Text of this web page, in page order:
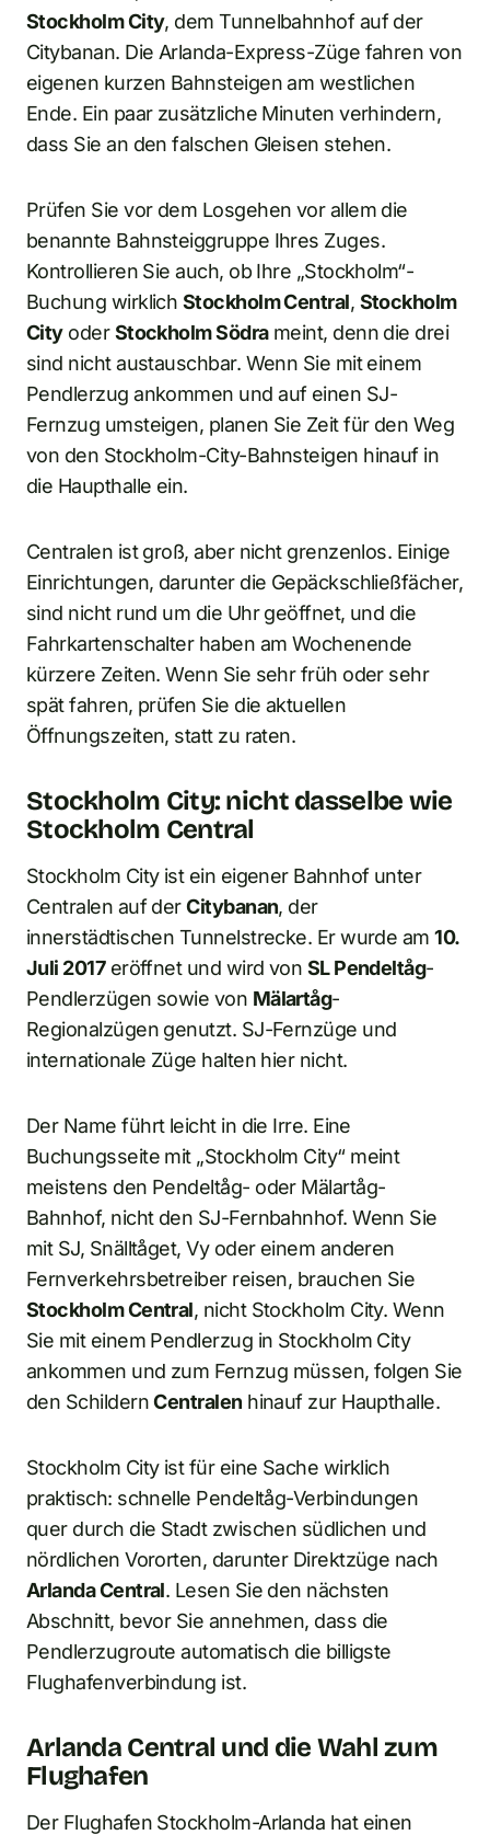
Stockholm City, dem Tunnelbahnhof auf der
Citybanan. Die Arlanda-Express-Züge fahren von
eigenen kurzen Bahnsteigen am westlichen
Ende. Ein paar zusätzliche Minuten verhindern,
dass Sie an den falschen Gleisen stehen.
Prüfen Sie vor dem Losgehen vor allem die
benannte Bahnsteiggruppe Ihres Zuges.
Kontrollieren Sie auch, ob Ihre „Stockholm“-
Buchung wirklich Stockholm Central, Stockholm
CityoderStockholm Södrameint, denn die drei
sind nicht austauschbar. Wenn Sie mit einem
Pendlerzug ankommen und auf einen SJ-
Fernzug umsteigen, planen Sie Zeit für den Weg
von den Stockholm-City-Bahnsteigen hinauf in
die Haupthalle ein.
Centralen ist groß, aber nicht grenzenlos. Einige
Einrichtungen, darunter die Gepäckschließfächer,
sind nicht rund um die Uhr geöffnet, und die
Fahrkartenschalter haben am Wochenende
kürzere Zeiten. Wenn Sie sehr früh oder sehr
spät fahren, prüfen Sie die aktuellen
Öffnungszeiten, statt zu raten.
Stockholm City: nicht dasselbe wie
Stockholm Central
Stockholm City ist ein eigener Bahnhof unter
Centralen auf derCitybanan, der
innerstädtischen Tunnelstrecke. Er wurde am10.
Juli 2017eröffnet und wird von SL Pendeltåg-
Pendlerzügen sowie von Mälartåg-
Regionalzügen genutzt. SJ-Fernzüge und
internationale Züge halten hier nicht.
Der Name führt leicht in die Irre. Eine
Buchungsseite mit „Stockholm City“ meint
meistens den Pendeltåg- oder Mälartåg-
Bahnhof, nicht den SJ-Fernbahnhof. Wenn Sie
mit SJ, Snälltåget, Vy oder einem anderen
Fernverkehrsbetreiber reisen, brauchen Sie
Stockholm Central, nicht Stockholm City. Wenn
Sie mit einem Pendlerzug in Stockholm City
ankommen und zum Fernzug müssen, folgen Sie
den SchildernCentralen hinauf zur Haupthalle.
Stockholm City ist für eine Sache wirklich
praktisch: schnelle Pendeltåg-Verbindungen
quer durch die Stadt zwischen südlichen und
nördlichen Vororten, darunter Direktzüge nach
Arlanda Central. Lesen Sie den nächsten
Abschnitt, bevor Sie annehmen, dass die
Pendlerzugroute automatisch die billigste
Flughafenverbindung ist.
Arlanda Central und die Wahl zum
Flughafen
Der Flughafen Stockholm-Arlanda hat einen